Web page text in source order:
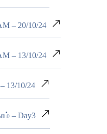
– 20/10/24
– 13/10/24
13/10/24
– Day3